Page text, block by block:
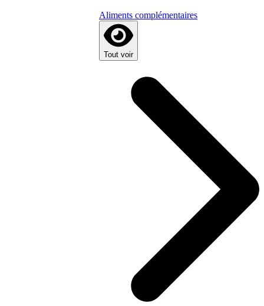
Aliments complémentaires
Tout voir